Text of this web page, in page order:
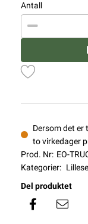
Antall
Dersom det er
to virkedager
Prod. Nr: EO-
Kategorier:
Del produktet